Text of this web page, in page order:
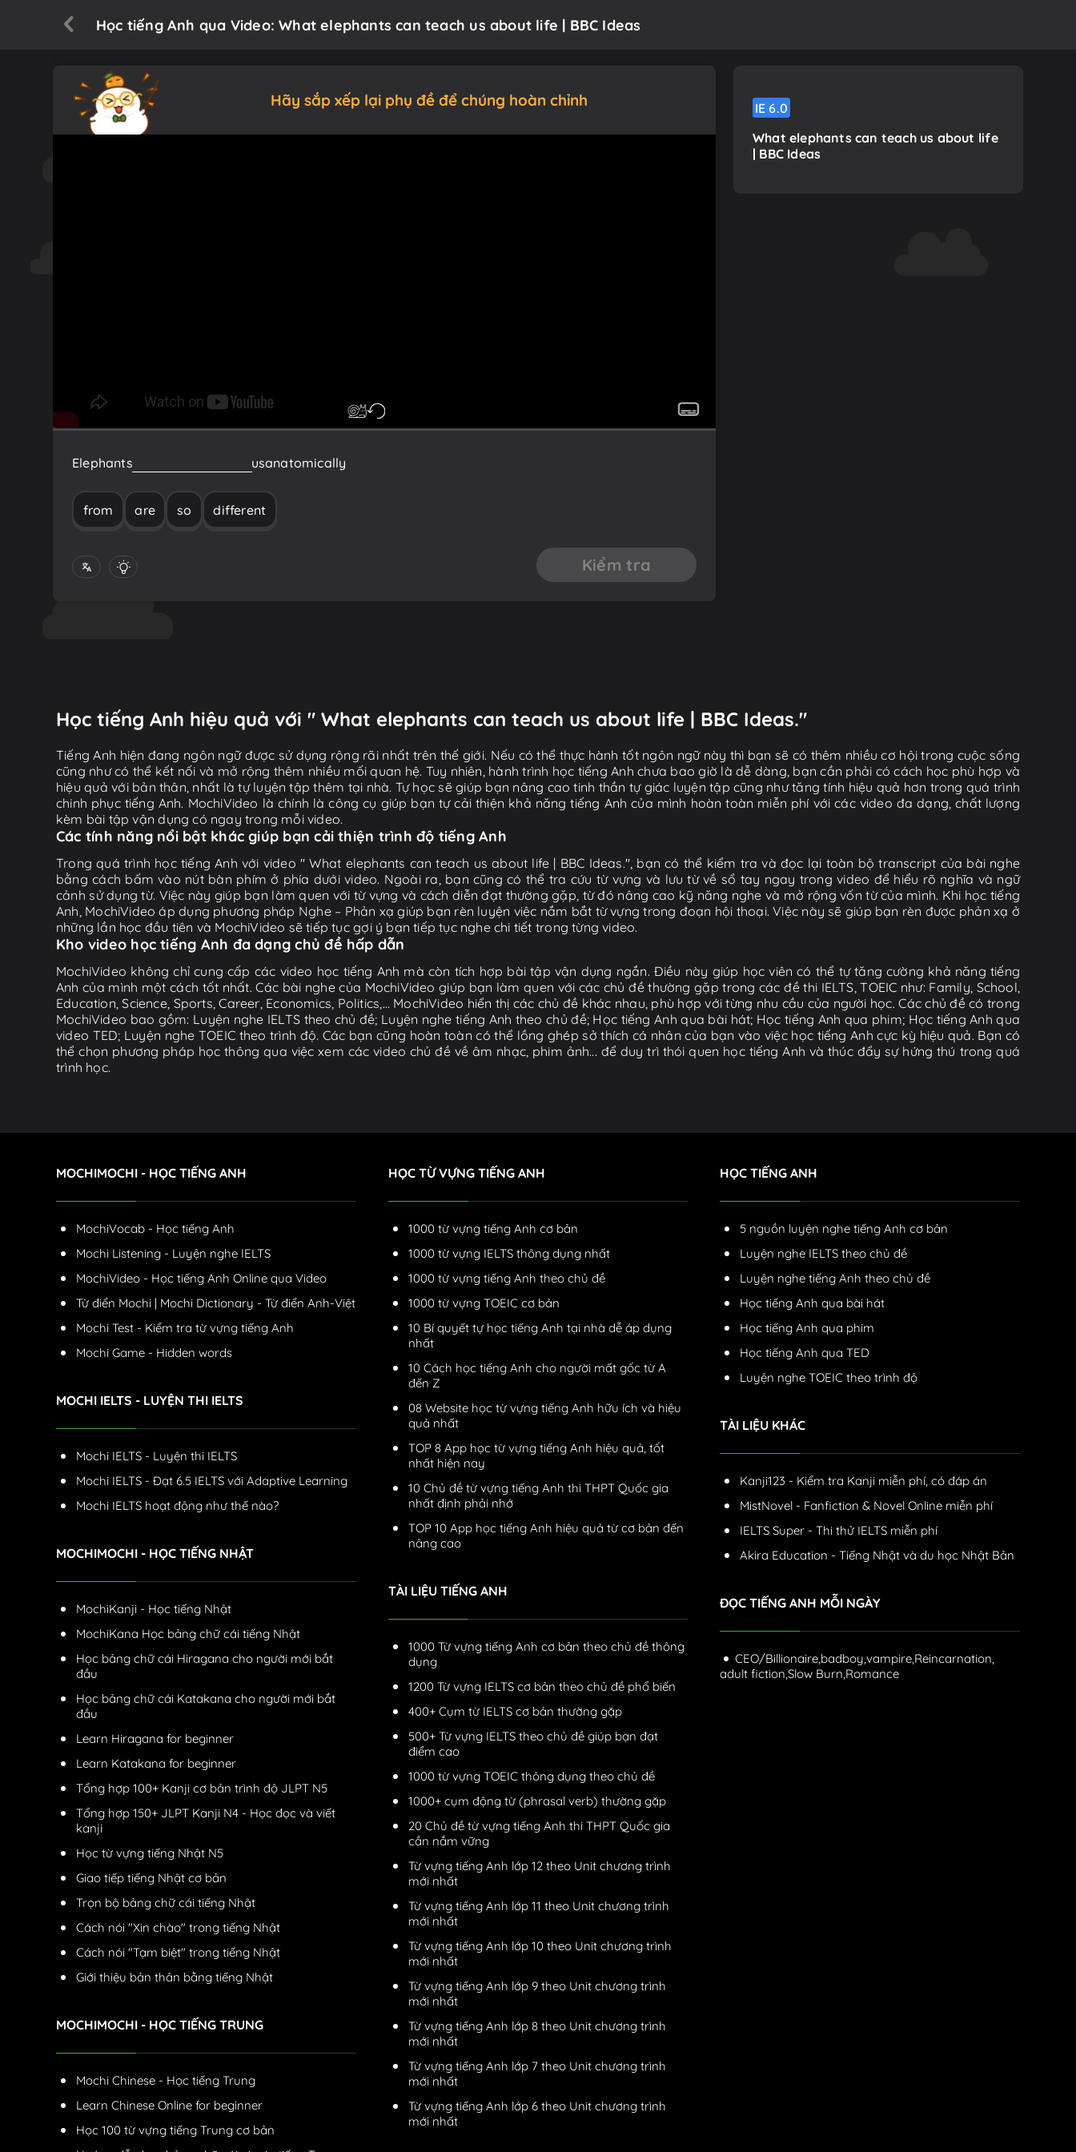
Học tiếng Anh qua Video: What elephants can teach us about life | BBC Ideas
Hãy sắp xếp lại phụ đề để chúng hoàn chỉnh
Elephants usanatomically
from are so different
Kiểm tra
IE 6.0
What elephants can teach us about life
| BBC Ideas
Học tiếng Anh hiệu quả với " What elephants can teach us about life | BBC Ideas."
Tiếng Anh hiện đang ngôn ngữ được sử dụng rộng rãi nhất trên thế giới. Nếu có thể thực hành tốt ngôn ngữ này thì bạn sẽ có thêm nhiều cơ hội trong cuộc sống
cũng như có thể kết nối và mở rộng thêm nhiều mối quan hệ. Tuy nhiên, hành trình học tiếng Anh chưa bao giờ là dễ dàng, bạn cần phải có cách học phù hợp và
hiệu quả với bản thân, nhất là tự luyện tập thêm tại nhà. Tự học sẽ giúp bạn nâng cao tinh thần tự giác luyện tập cũng như tăng tính hiệu quả hơn trong quá trình
chinh phục tiếng Anh. MochiVideo là chính là công cụ giúp bạn tự cải thiện khả năng tiếng Anh của mình hoàn toàn miễn phí với các video đa dạng, chất lượng
kèm bài tập vận dụng có ngay trong mỗi video.
Các tính năng nổi bật khác giúp bạn cải thiện trình độ tiếng Anh
Trong quá trình học tiếng Anh với video " What elephants can teach us about life | BBC Ideas.", bạn có thể kiểm tra và đọc lại toàn bộ transcript của bài nghe
bằng cách bấm vào nút bàn phím ở phía dưới video. Ngoài ra, bạn cũng có thể tra cứu từ vựng và lưu từ về sổ tay ngay trong video để hiểu rõ nghĩa và ngữ
cảnh sử dụng từ. Việc này giúp bạn làm quen với từ vựng và cách diễn đạt thường gặp, từ đó nâng cao kỹ năng nghe và mở rộng vốn từ của mình. Khi học tiếng
Anh, MochiVideo áp dụng phương pháp Nghe – Phản xạ giúp bạn rèn luyện việc nắm bắt từ vựng trong đoạn hội thoại. Việc này sẽ giúp bạn rèn được phản xạ ở
những lần học đầu tiên và MochiVideo sẽ tiếp tục gợi ý bạn tiếp tục nghe chi tiết trong từng video.
Kho video học tiếng Anh đa dạng chủ đề hấp dẫn
MochiVideo không chỉ cung cấp các video học tiếng Anh mà còn tích hợp bài tập vận dụng ngắn. Điều này giúp học viên có thể tự tăng cường khả năng tiếng
Anh của mình một cách tốt nhất. Các bài nghe của MochiVideo giúp bạn làm quen với các chủ đề thường gặp trong các đề thi IELTS, TOEIC như: Family, School,
Education, Science, Sports, Career, Economics, Politics,… MochiVideo hiển thị các chủ đề khác nhau, phù hợp với từng nhu cầu của người học. Các chủ đề có trong
MochiVideo bao gồm: Luyện nghe IELTS theo chủ đề; Luyện nghe tiếng Anh theo chủ đề; Học tiếng Anh qua bài hát; Học tiếng Anh qua phim; Học tiếng Anh qua
video TED; Luyện nghe TOEIC theo trình độ. Các bạn cũng hoàn toàn có thể lồng ghép sở thích cá nhân của bạn vào việc học tiếng Anh cực kỳ hiệu quả. Bạn có
thể chọn phương pháp học thông qua việc xem các video chủ đề về âm nhạc, phim ảnh... để duy trì thói quen học tiếng Anh và thúc đẩy sự hứng thú trong quá
trình học.
MOCHIMOCHI - HỌC TIẾNG ANH
MochiVocab - Học tiếng Anh
Mochi Listening - Luyện nghe IELTS
MochiVideo - Học tiếng Anh Online qua Video
Từ điển Mochi | Mochi Dictionary - Từ điển Anh-Việt
Mochi Test - Kiểm tra từ vựng tiếng Anh
Mochi Game - Hidden words
MOCHI IELTS - LUYỆN THI IELTS
Mochi IELTS - Luyện thi IELTS
Mochi IELTS - Đạt 6.5 IELTS với Adaptive Learning
Mochi IELTS hoạt động như thế nào?
MOCHIMOCHI - HỌC TIẾNG NHẬT
MochiKanji - Học tiếng Nhật
MochiKana Học bảng chữ cái tiếng Nhật
Học bảng chữ cái Hiragana cho người mới bắt
đầu
Học bảng chữ cái Katakana cho người mới bắt
đầu
Learn Hiragana for beginner
Learn Katakana for beginner
Tổng hợp 100+ Kanji cơ bản trình độ JLPT N5
Tổng hợp 150+ JLPT Kanji N4 - Học đọc và viết
kanji
Học từ vựng tiếng Nhật N5
Giao tiếp tiếng Nhật cơ bản
Trọn bộ bảng chữ cái tiếng Nhật
Cách nói "Xin chào" trong tiếng Nhật
Cách nói "Tạm biệt" trong tiếng Nhật
Giới thiệu bản thân bằng tiếng Nhật
MOCHIMOCHI - HỌC TIẾNG TRUNG
Mochi Chinese - Học tiếng Trung
Learn Chinese Online for beginner
Học 100 từ vựng tiếng Trung cơ bản
HỌC TỪ VỰNG TIẾNG ANH
1000 từ vựng tiếng Anh cơ bản
1000 từ vựng IELTS thông dụng nhất
1000 từ vựng tiếng Anh theo chủ đề
1000 từ vựng TOEIC cơ bản
10 Bí quyết tự học tiếng Anh tại nhà dễ áp dụng
nhất
10 Cách học tiếng Anh cho người mất gốc từ A
đến Z
08 Website học từ vựng tiếng Anh hữu ích và hiệu
quả nhất
TOP 8 App học từ vựng tiếng Anh hiệu quả, tốt
nhất hiện nay
10 Chủ đề từ vựng tiếng Anh thi THPT Quốc gia
nhất định phải nhớ
TOP 10 App học tiếng Anh hiệu quả từ cơ bản đến
nâng cao
TÀI LIỆU TIẾNG ANH
1000 Từ vựng tiếng Anh cơ bản theo chủ đề thông
dụng
1200 Từ vựng IELTS cơ bản theo chủ đề phổ biến
400+ Cụm từ IELTS cơ bản thường gặp
500+ Từ vựng IELTS theo chủ đề giúp bạn đạt
điểm cao
1000 từ vựng TOEIC thông dụng theo chủ đề
1000+ cụm động từ (phrasal verb) thường gặp
20 Chủ đề từ vựng tiếng Anh thi THPT Quốc gia
cần nắm vững
Từ vựng tiếng Anh lớp 12 theo Unit chương trình
mới nhất
Từ vựng tiếng Anh lớp 11 theo Unit chương trình
mới nhất
Từ vựng tiếng Anh lớp 10 theo Unit chương trình
mới nhất
Từ vựng tiếng Anh lớp 9 theo Unit chương trình
mới nhất
Từ vựng tiếng Anh lớp 8 theo Unit chương trình
mới nhất
Từ vựng tiếng Anh lớp 7 theo Unit chương trình
mới nhất
Từ vựng tiếng Anh lớp 6 theo Unit chương trình
mới nhất
HỌC TIẾNG ANH
5 nguồn luyện nghe tiếng Anh cơ bản
Luyện nghe IELTS theo chủ đề
Luyện nghe tiếng Anh theo chủ đề
Học tiếng Anh qua bài hát
Học tiếng Anh qua phim
Học tiếng Anh qua TED
Luyện nghe TOEIC theo trình độ
TÀI LIỆU KHÁC
Kanji123 - Kiểm tra Kanji miễn phí, có đáp án
MistNovel - Fanfiction & Novel Online miễn phí
IELTS Super - Thi thử IELTS miễn phí
Akira Education - Tiếng Nhật và du học Nhật Bản
ĐỌC TIẾNG ANH MỖI NGÀY
CEO/Billionaire,badboy,vampire,Reincarnation,
adult fiction,Slow Burn,Romance